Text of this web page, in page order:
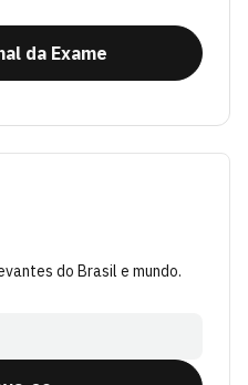
da Exame
do Brasil e mundo.